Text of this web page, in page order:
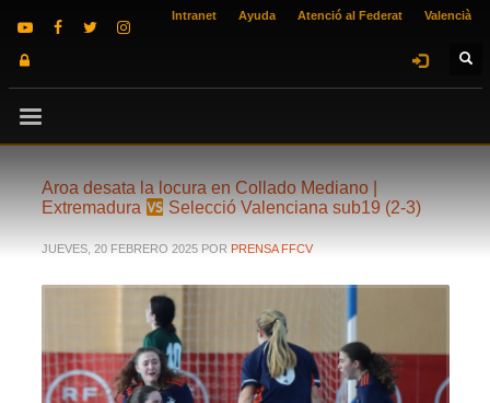
Intranet Ayuda Atenció al Federat Valencià
Aroa desata la locura en Collado Mediano |
Extremadura
Selecció Valenciana sub19 (2-3)
JUEVES, 20 FEBRERO 2025 POR PRENSA FFCV